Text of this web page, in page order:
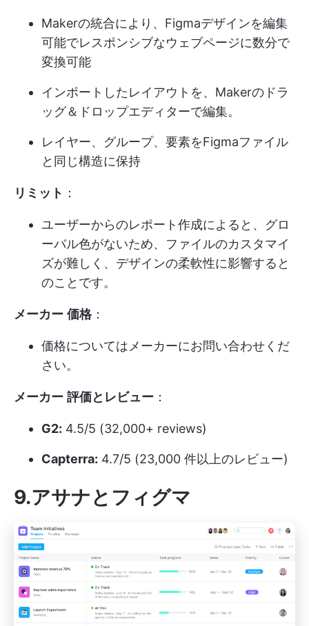
Makerの統合により、Figmaデザインを編集
可能でレスポンシブなウェブページに数分で
変換可能
インポートしたレイアウトを、Makerのドラ
ッグ＆ドロップエディターで編集。
レイヤー、グループ、要素をFigmaファイル
と同じ構造に保持
リミット ：
ユーザーからのレポート作成によると、グロ
ーバル色がないため、ファイルのカスタマイ
ズが難しく、デザインの柔軟性に影響すると
のことです。
メーカー 価格：
価格についてはメーカーにお問い合わせくだ
さい。
メーカー 評価とレビュー ：
G2: 4.5/5 (32,000+ reviews)
Capterra: 4.7/5 (23,000 件以上のレビュー)
9.アサナとフィグマ